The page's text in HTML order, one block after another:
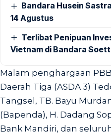
Bandara Husein
14 Agustus
Terlibat Penipuan
Vietnam di Bandara
Malam penghargaan
Daerah Tiga (ASDA 3)
Tangsel, TB. Bayu
(Bapenda), H. Dadang
Bank Mandiri, dan